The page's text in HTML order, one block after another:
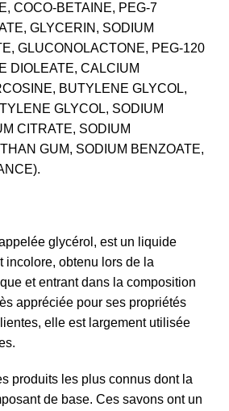
COCO-BETAINE, PEG-7
GLYCERIN, SODIUM
GLUCONOLACTONE, PEG-120
DIOLEATE, CALCIUM
BUTYLENE GLYCOL,
GLYCOL, SODIUM
CITRATE, SODIUM
GUM, SODIUM BENZOATE,
glycérol, est un liquide
incolore, obtenu lors de la
et entrant dans la composition
appréciée pour ses propriétés
elle est largement utilisée
produits les plus connus dont la
de base. Ces savons ont un